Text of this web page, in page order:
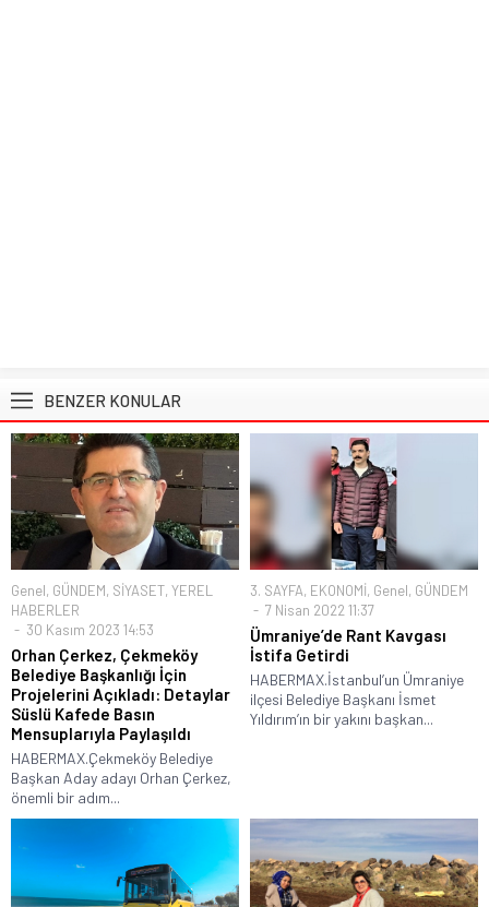
BENZER KONULAR
Genel, GÜNDEM, SİYASET, YEREL
HABERLER
30 Kasım 2023 14:53
Orhan Çerkez, Çekmeköy
Belediye Başkanlığı İçin
Projelerini Açıkladı: Detaylar
Süslü Kafede Basın
Mensuplarıyla Paylaşıldı
HABERMAX.Çekmeköy Belediye
Başkan Aday adayı Orhan Çerkez,
önemli bir adım...
3. SAYFA, EKONOMİ, Genel, GÜNDEM
7 Nisan 2022 11:37
Ümraniye’de Rant Kavgası
İstifa Getirdi
HABERMAX.İstanbul’un Ümraniye
ilçesi Belediye Başkanı İsmet
Yıldırım’ın bir yakını başkan...